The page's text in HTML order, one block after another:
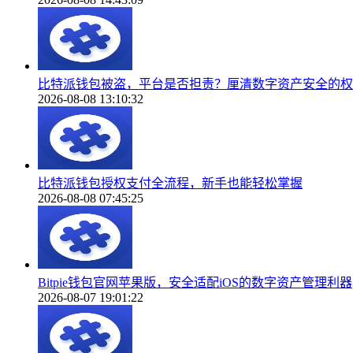
比特派钱包被盗，平台是否担责？厘清数字资产安全的
2026-08-08 13:10:32
比特派钱包授权支付全流程，新手也能轻松掌握
2026-08-08 07:45:25
Bitpie钱包官网苹果版，安全适配iOS的数字资产管理利器
2026-08-07 19:01:22